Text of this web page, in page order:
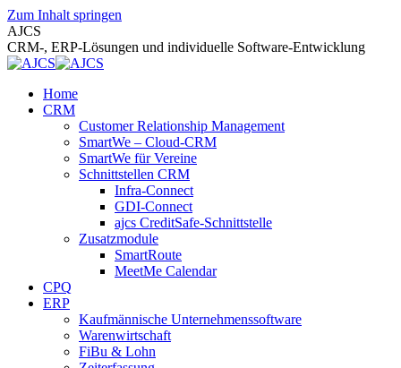
Zum Inhalt springen
AJCS
CRM-, ERP-Lösungen und individuelle Software-Entwicklung
Home
CRM
Customer Relationship Management
SmartWe – Cloud-CRM
SmartWe für Vereine
Schnittstellen CRM
Infra-Connect
GDI-Connect
ajcs CreditSafe-Schnittstelle
Zusatzmodule
SmartRoute
MeetMe Calendar
CPQ
ERP
Kaufmännische Unternehmenssoftware
Warenwirtschaft
FiBu & Lohn